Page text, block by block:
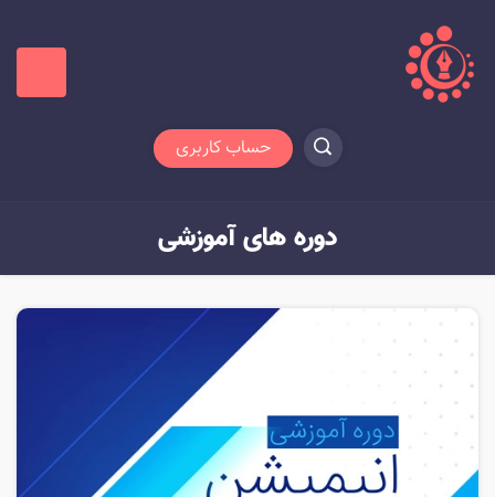
حساب کاربری
دوره های آموزشی